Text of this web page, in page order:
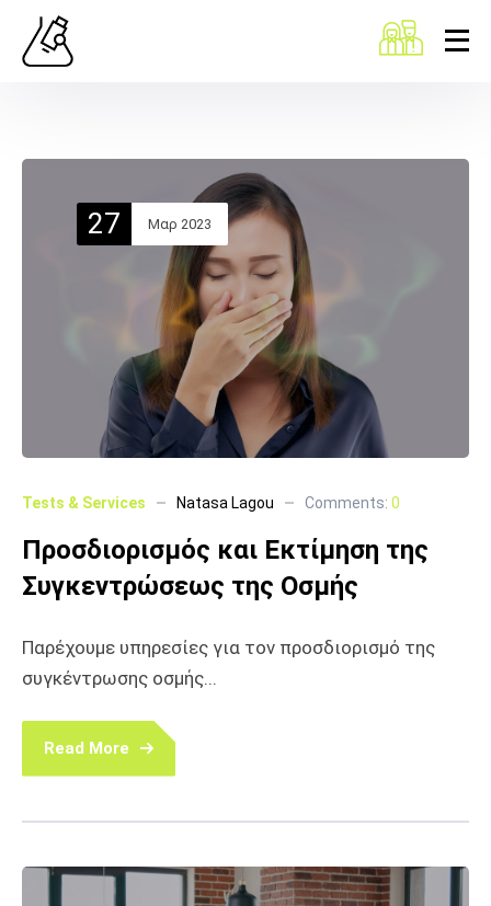
27 Μαρ 2023
Tests & Services Natasa Lagou Comments: 0
Προσδιορισμός και Εκτίμηση της
Συγκεντρώσεως της Οσμής
Παρέχουμε υπηρεσίες για τον προσδιορισμό της
συγκέντρωσης οσμής...
Read More